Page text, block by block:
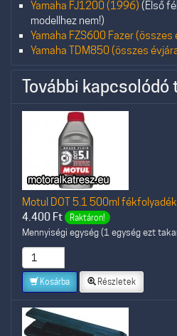
Yamaha FJ1200 (1996) (Első
modellhez nem!)
Yamaha FZS600 Fazer (összes
Yamaha TDM850 (összes
További kapcsolódó
Motul DOT 5.1 500ml
4.400 Ft Raktáron!
Mennyiségi egység (1 egység ezt
Kosárba Részletek